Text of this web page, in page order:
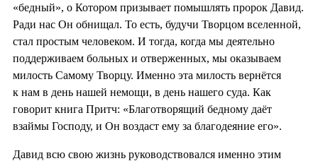
«бедный», о Котором призывает помышлять пророк Давид.
Ради нас Он обнищал. То есть, будучи Творцом вселенной,
стал простым человеком. И тогда, когда мы деятельно
поддерживаем больных и отверженных, мы оказываем
милость Самому Творцу. Именно эта милость вернётся
к нам в день нашей немощи, в день нашего суда. Как
говорит книга Притч: «Благотворящий бедному даёт
взаймы Господу, и Он воздаст ему за благодеяние его».
Давид всю свою жизнь руководствовался именно этим